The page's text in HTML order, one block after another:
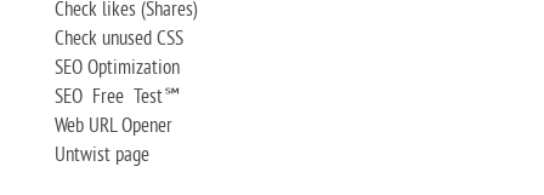
Check likes (Shares)
Check unused CSS
SEO Optimization
SEO Free Test℠
Web URL Opener
Untwist page